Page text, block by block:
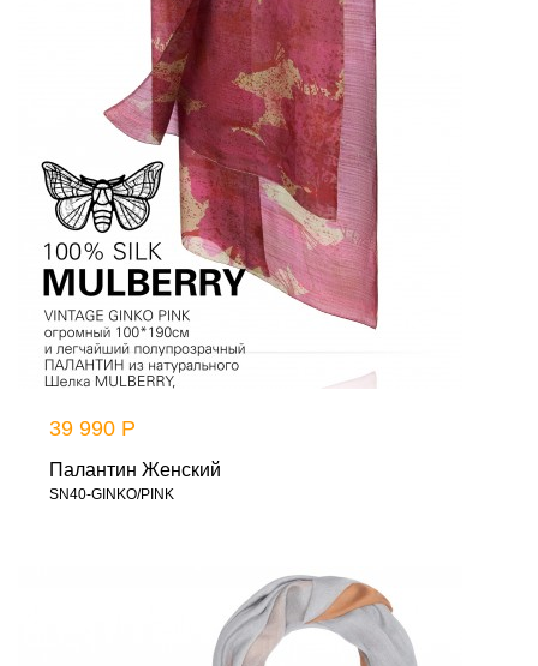
39 990 Р
Палантин Женский
SN40-GINKO/PINK